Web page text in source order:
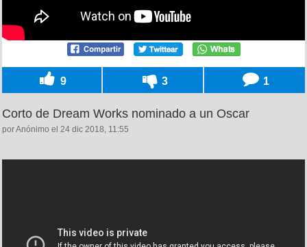
9 3 1
Corto de Dream Works nominado a un Oscar
por Anónimo el 24 dic 2018, 11:55